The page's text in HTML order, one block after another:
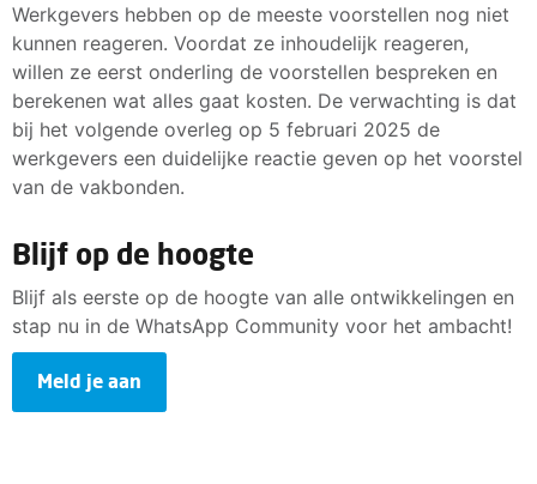
Werkgevers hebben op de meeste voorstellen nog niet
kunnen reageren. Voordat ze inhoudelijk reageren,
willen ze eerst onderling de voorstellen bespreken en
berekenen wat alles gaat kosten. De verwachting is dat
bij het volgende overleg op 5 februari 2025 de
werkgevers een duidelijke reactie geven op het voorstel
van de vakbonden.
Blijf op de hoogte
Blijf als eerste op de hoogte van alle ontwikkelingen en
stap nu in de WhatsApp Community voor het ambacht!
Meld je aan